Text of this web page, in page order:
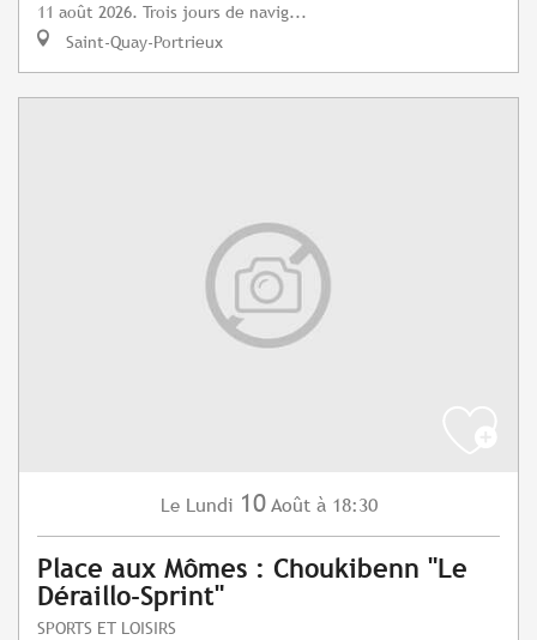
11 août 2026. Trois jours de navig...
Saint-Quay-Portrieux
Le Lundi 10 Août à 18:30
Place aux Mômes : Choukibenn "Le
Déraillo-Sprint"
SPORTS ET LOISIRS